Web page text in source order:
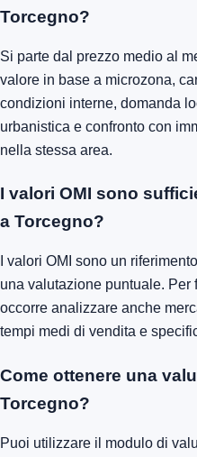
Torcegno?
Si parte dal prezzo medio al
valore in base a microzona,
condizioni interne, domanda
urbanistica e confronto con
nella stessa area.
I valori OMI sono
a Torcegno?
I valori OMI sono un
una valutazione puntuale.
occorre analizzare anche
tempi medi di vendita e
Come ottenere una
Torcegno?
Puoi utilizzare il modulo di